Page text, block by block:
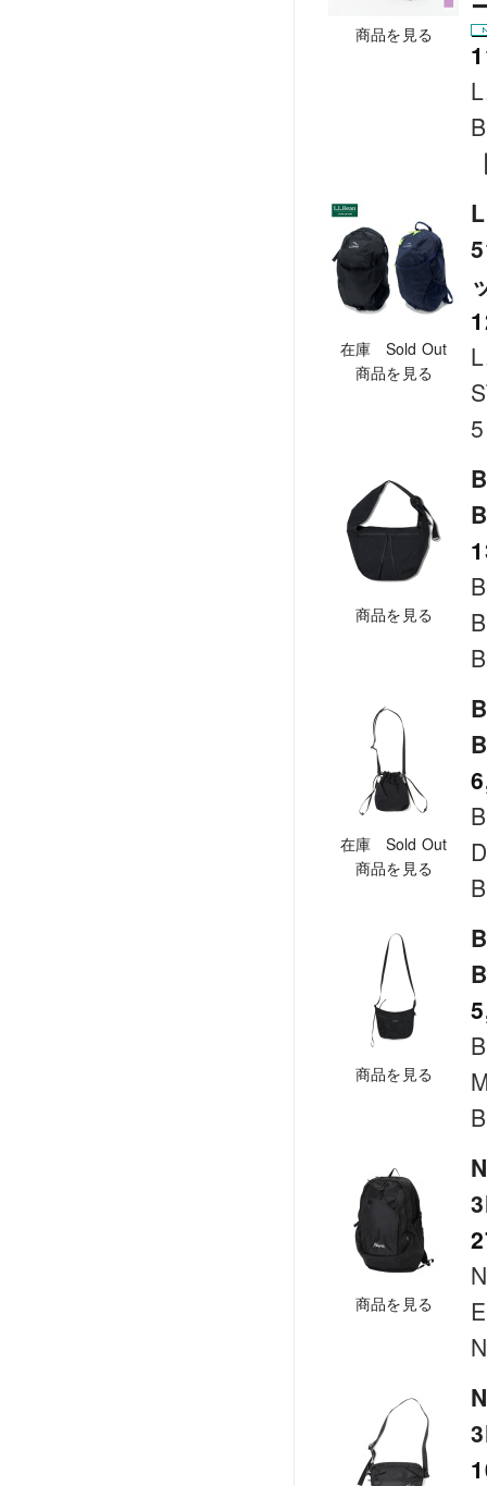
商品を見る
在庫 Sold Out
商品を見る
商品を見る
在庫 Sold Out
商品を見る
商品を見る
商品を見る